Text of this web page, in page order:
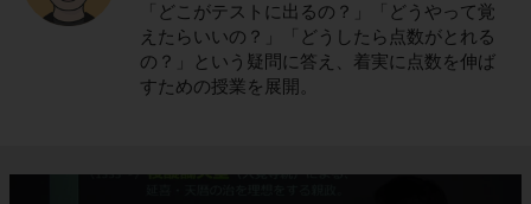
「どこがテストに出るの？」「どうやって覚
えたらいいの？」「どうしたら点数がとれる
の？」という疑問に答え、着実に点数を伸ば
すための授業を展開。